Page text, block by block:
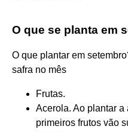
O que se planta em
O que plantar em
safra no mês
Frutas.
Acerola. Ao plantar
primeiros frutos vão